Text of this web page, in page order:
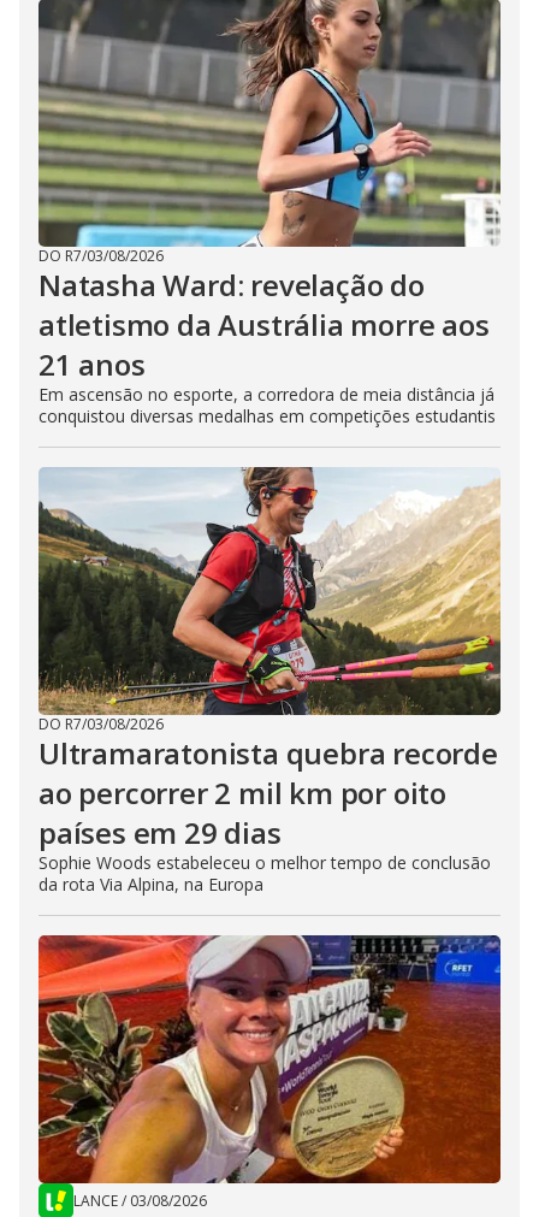
DO R7/03/08/2026
Natasha Ward: revelação do
atletismo da Austrália morre aos
21 anos
Em ascensão no esporte, a corredora de meia distância já
conquistou diversas medalhas em competições estudantis
DO R7/03/08/2026
Ultramaratonista quebra recorde
ao percorrer 2 mil km por oito
países em 29 dias
Sophie Woods estabeleceu o melhor tempo de conclusão
da rota Via Alpina, na Europa
LANCE/ 03/08/2026